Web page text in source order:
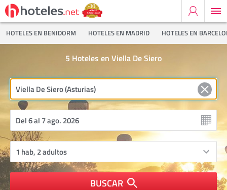
HOTELES EN BENIDORM HOTELES EN MADRID HOTELES EN
Hoteles en Viella De Siero
5
BUSCAR